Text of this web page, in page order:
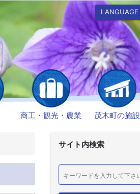
LANGUAGE
商工・観光・農業 茂木町の施設
サイト内検索